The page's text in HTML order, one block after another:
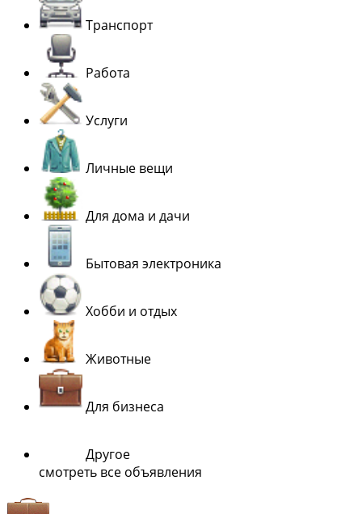
Транспорт
Работа
Услуги
Личные вещи
Для дома и дачи
Бытовая электроника
Хобби и отдых
Животные
Для бизнеса
Другое
смотреть все объявления